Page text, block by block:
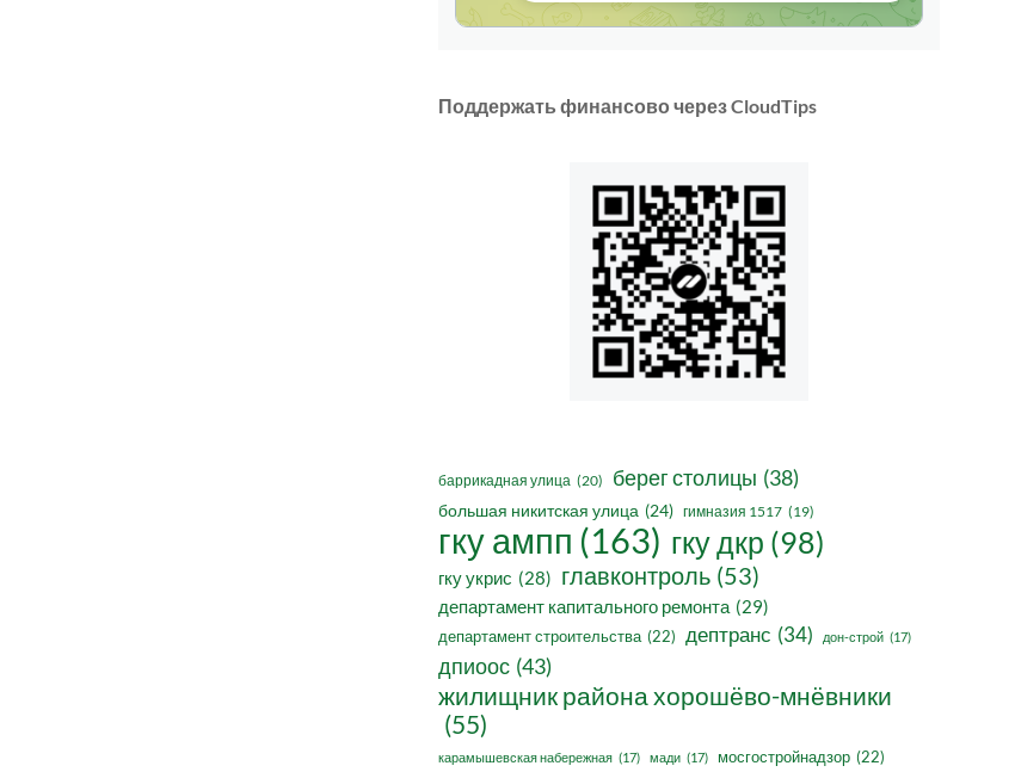
Поддержать финансово через CloudTips
баррикадная улица (20) берег столицы (38)
большая никитская улица (24) гимназия 1517 (19)
гку ампп (163) гку дкр (98)
гку укрис (28) главконтроль (53)
департамент капитального ремонта (29)
департамент строительства (22) дептранс (34) дон-строй (17)
дпиоос (43)
жилищник района хорошёво-мнёвники
(55)
карамышевская набережная (17) мади (17) мосгостройнадзор (22)